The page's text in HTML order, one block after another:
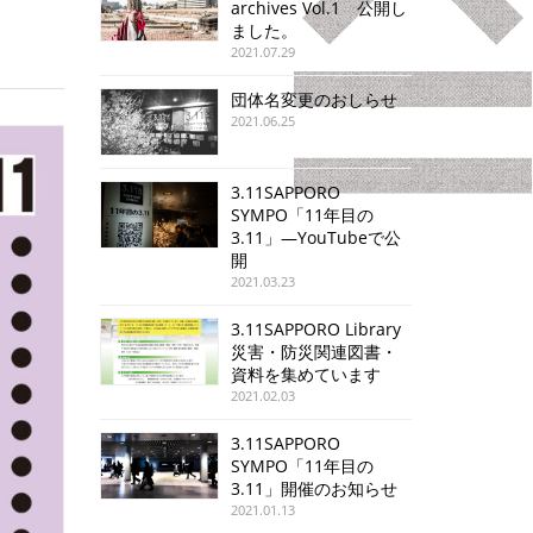
archives Vol.1 公開し
ました。
2021.07.29
団体名変更のおしらせ
2021.06.25
3.11SAPPORO
SYMPO「11年目の
3.11」—YouTubeで公
開
2021.03.23
3.11SAPPORO Library
災害・防災関連図書・
資料を集めています
2021.02.03
3.11SAPPORO
SYMPO「11年目の
3.11」開催のお知らせ
2021.01.13